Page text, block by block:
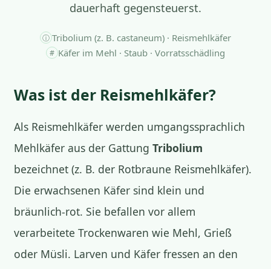
dauerhaft gegensteuerst.
ⓘ Tribolium (z. B. castaneum) · Reismehlkäfer
# Käfer im Mehl · Staub · Vorratsschädling
Was ist der Reismehlkäfer?
Als Reismehlkäfer werden umgangssprachlich
Mehlkäfer aus der GattungTribolium
bezeichnet (z. B. der Rotbraune Reismehlkäfer).
Die erwachsenen Käfer sind klein und
bräunlich-rot. Sie befallen vor allem
verarbeitete Trockenwaren wie Mehl, Grieß
oder Müsli. Larven und Käfer fressen an den